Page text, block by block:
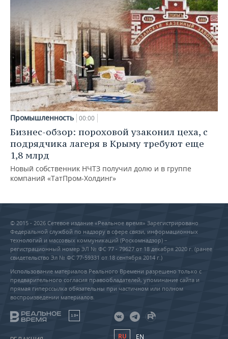
Промышленность 00:00
Бизнес-обзор: пороховой узаконил цеха, с
подрядчика лагеря в Крыму требуют еще
1,8 млрд
Новый собственник НЧТЗ получил долю и в группе
компаний «ТатПром-Холдинг»
© 2015 - 2026 Сетевое издание «Реальное время» Зарегистрировано
Федеральной службой по надзору в сфере связи, информационных
технологий и массовых коммуникаций (Роскомнадзор) –
регистрационный номер ЭЛ № ФС 77 - 79627 от 18 декабря 2020 г. (ранее
свидетельство Эл № ФС 77-59331 от 18 сентября 2014 г.)
Использование материалов Реального Времени разрешено только с
предварительного согласия правообладателей, упоминание сайта и
прямая гиперссылка обязательны при частичном или полном
воспроизведении материалов.
18+
RU EN